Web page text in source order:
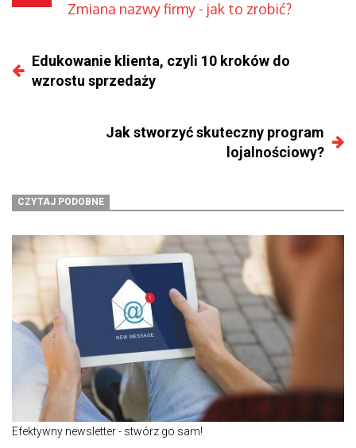
Zmiana nazwy firmy - jak to zrobić?
Edukowanie klienta, czyli 10 kroków do
wzrostu sprzedaży
Jak stworzyć skuteczny program
lojalnościowy?
CZYTAJ PODOBNE
Efektywny newsletter - stwórz go sam!